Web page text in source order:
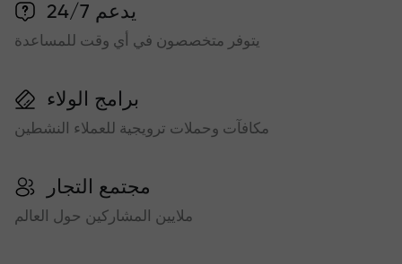
يدعم 24/7
يتوفر متخصصون في أي وقت للمساعدة
برامج الولاء
مكافآت وحملات ترويجية للعملاء النشطين
مجتمع التجار
ملايين المشاركين حول العالم